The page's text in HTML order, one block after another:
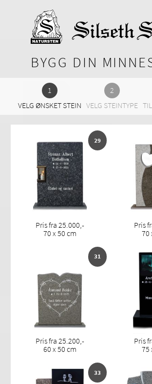
BYGG DIN
VELG ØNSKET STEIN VELG STEINTYPE
29
Pris fra 25.000,-
70 x 50 cm
Pris
70
31
Pris fra 25.200,-
60 x 50 cm
Pris
75
33